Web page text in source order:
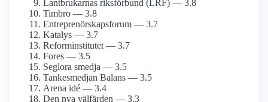
Lantbrukarnas riksförbund (LRF) — 3.8
Timbro — 3.8
Entreprenörskaps­forum — 3.7
Katalys — 3.7
Reform­institutet — 3.7
Fores — 3.5
Seglora smedja — 3.5
Tankesmedjan Balans — 3.5
Arena idé — 3.4
Den nya välfärden — 3.3